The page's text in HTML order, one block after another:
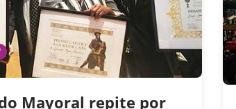
Mayoral repite por